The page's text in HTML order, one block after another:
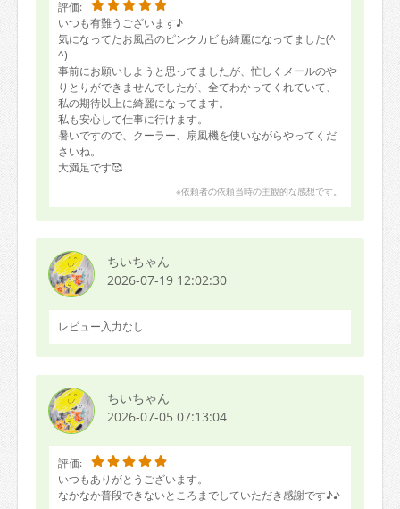
評価:
いつも有難うございます♪
気になってたお風呂のピンクカビも綺麗になってました(^
^)
事前にお願いしようと思ってましたが、忙しくメールのや
りとりができませんでしたが、全てわかってくれていて、
私の期待以上に綺麗になってます。
私も安心して仕事に行けます。
暑いですので、クーラー、扇風機を使いながらやってくだ
さいね。
大満足です🥰
※依頼者の依頼当時の主観的な感想です。
ちいちゃん
2026-07-19 12:02:30
レビュー入力なし
ちいちゃん
2026-07-05 07:13:04
評価:
いつもありがとうございます。
なかなか普段できないところまでしていただき感謝です♪♪